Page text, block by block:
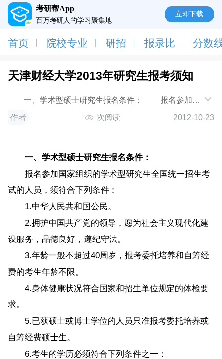
考研帮App
百万考研人的学习聚集地
立即下载
首页 院校专业 研招 报录比 分数
天津财经大学2013年研究生报考须知
一、学术型硕士研究生报名条件： 报名参加国
家组织的学术型研究生全国统一招生考试的人员，须符
合下列
作者 次阅读 2012-10-23
一、学术型硕士研究生报名条件：
报名参加国家组织的学术型研究生全国统一招生考
试的人员，须符合下列条件：
1.中华人民共和国公民。
2.拥护中国共产党的领导，愿为社会主义现代化建
设服务，品德良好，遵纪守法。
3.年龄一般不超过40周岁，报考委托培养和自筹经
费的考生年龄不限。
4.身体健康状况符合国家和招生单位规定的体检要
求。
5.已获硕士或博士学位的人员只准报考委托培养或
自筹经费硕士生。
6.考生的学历必须符合下列条件之一：